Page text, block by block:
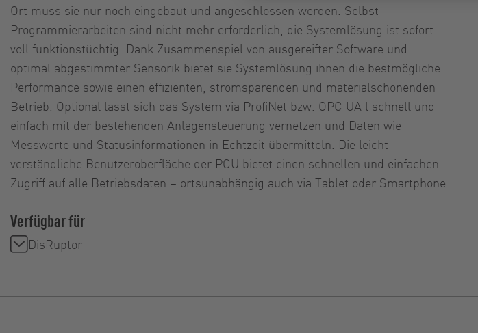
Ort muss sie nur noch eingebaut und angeschlossen werden. Selbst
Programmierarbeiten sind nicht mehr erforderlich, die Systemlösung ist sofort
voll funktionstüchtig. Dank Zusammenspiel von ausgereifter Software und
optimal abgestimmter Sensorik bietet sie Systemlösung ihnen die bestmögliche
Performance sowie einen effizienten, stromsparenden und materialschonenden
Betrieb. Optional lässt sich das System via ProfiNet bzw. OPC UA l schnell und
einfach mit der bestehenden Anlagensteuerung vernetzen und Daten wie
Messwerte und Statusinformationen in Echtzeit übermitteln. Die leicht
verständliche Benutzeroberfläche der PCU bietet einen schnellen und einfachen
Zugriff auf alle Betriebsdaten – ortsunabhängig auch via Tablet oder Smartphone.
Verfügbar für
DisRuptor